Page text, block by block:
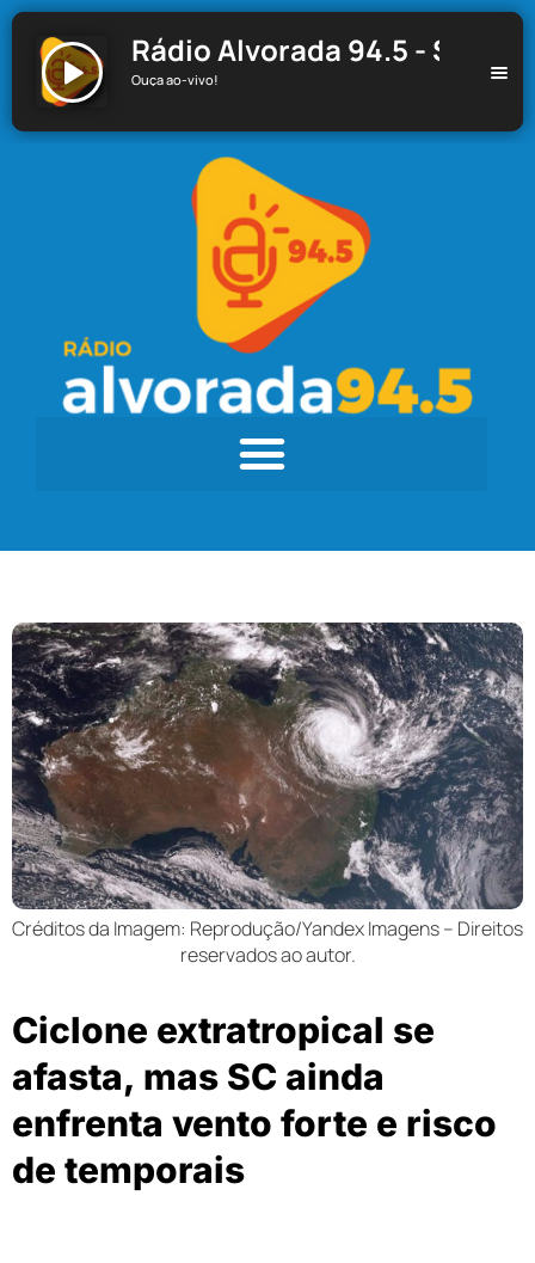
Rádio Alvorada 94.5 - Santa
Ouça ao-vivo!
Créditos da Imagem: Reprodução/Yandex Imagens – Direitos
reservados ao autor.
Ciclone extratropical se
afasta, mas SC ainda
enfrenta vento forte e risco
de temporais